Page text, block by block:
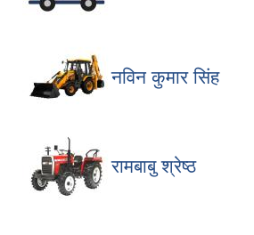
नविन कुमार सिंह
रामबाबु श्रेष्ठ